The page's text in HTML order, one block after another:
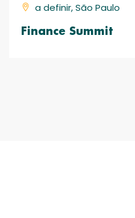
a definir, São Paulo
Finance Summit